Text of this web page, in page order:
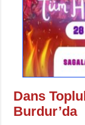
Dans
Burdur’da